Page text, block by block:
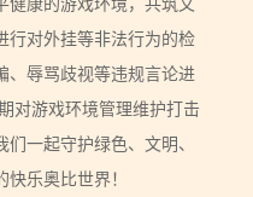
康的游戏环境，共筑文
行对外挂等非法行为的检
、辱骂歧视等违规言论进
对游戏环境管理维护打击
一起守护绿色、文明、
乐奥比世界！